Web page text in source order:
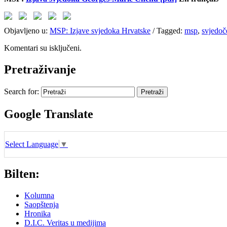
Objavljeno u: MSP: Izjave svjedoka Hrvatske /Tagged: msp,
Komentari su isključeni.
Pretraživanje
Search for:
Google Translate
Select Language ▼
Bilten:
Kolumna
Saopštenja
Hronika
D.I.C. Veritas u medijima